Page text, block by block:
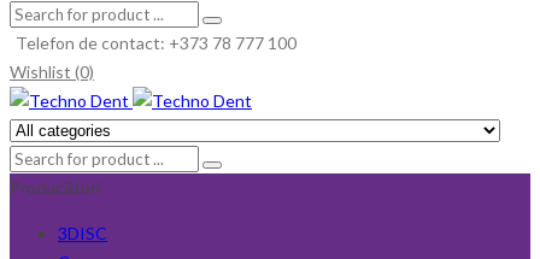
Telefon de contact: +373 78 777 100
Wishlist (0)
Producători
3DISC